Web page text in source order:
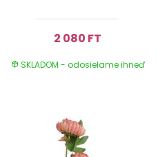
2 080 FT
SKLADOM - odosielame ihneď